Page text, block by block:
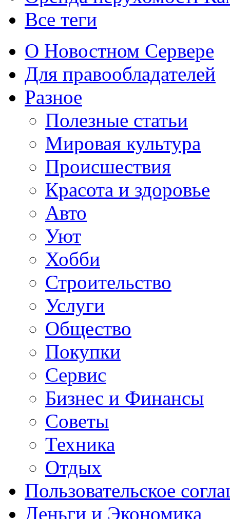
Все теги
О Новостном Сервере
Для правообладателей
Разное
Полезные статьи
Мировая культура
Происшествия
Красота и здоровье
Авто
Уют
Хобби
Строительство
Услуги
Общество
Покупки
Сервис
Бизнес и Финансы
Советы
Техника
Отдых
Пользовательское
Деньги и Экономика